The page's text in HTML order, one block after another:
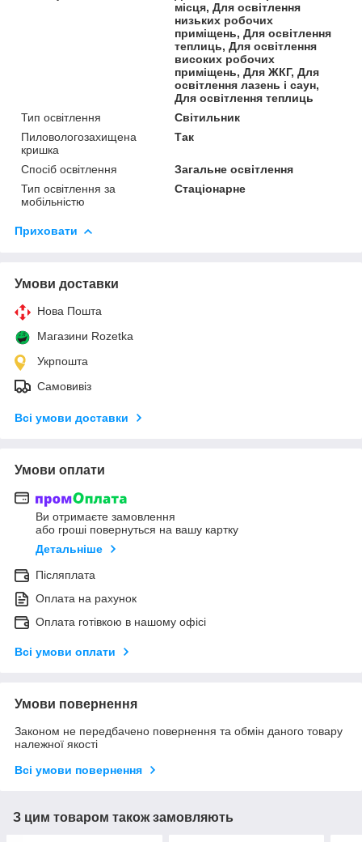
місця, Для освітлення
низьких робочих
приміщень, Для освітлення
теплиць, Для освітлення
високих робочих
приміщень, Для ЖКГ, Для
освітлення лазень і саун,
Для освітлення теплиць
Тип освітлення
Світильник
Пиловологозахищена
кришка
Так
Спосіб освітлення
Загальне освітлення
Тип освітлення за
мобільністю
Стаціонарне
Приховати
Умови доставки
Нова Пошта
Магазини Rozetka
Укрпошта
Самовивіз
Всі умови доставки
Умови оплати
Ви отримаєте замовлення
або гроші повернуться на вашу картку
Детальніше
Післяплата
Оплата на рахунок
Оплата готівкою в нашому офісі
Всі умови оплати
Умови повернення
Законом не передбачено повернення та обмін даного товару
належної якості
Всі умови повернення
З цим товаром також замовляють